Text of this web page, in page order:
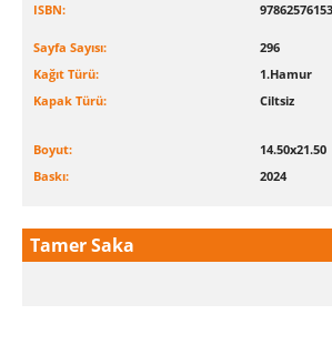
ISBN:
Sayfa Sayısı:
296
Kağıt Türü:
1.Hamur
Kapak Türü:
Ciltsiz
Boyut:
14.50x21.50
Baskı:
2024
Tamer Saka